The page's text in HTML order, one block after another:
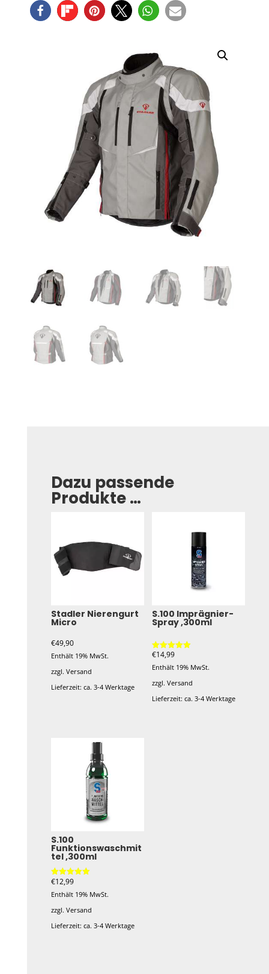
Menge
Dazu passende
Produkte …
Stadler Nierengurt
Micro
€49,90
Enthält 19% MwSt.
zzgl.Versand
Lieferzeit: ca. 3-4 Werktage
Varianten
Optionen
können
auf
der
Produktseite
gewählt
werden
S.100 Imprägnier-
Spray ,300ml
Bewertet mit
von 5
€14,99
Enthält 19% MwSt.
zzgl. Versand
Lieferzeit: ca. 3-4 Werktage
S.100
Funktionswaschmit
tel ,300ml
Bewertet mit
von 5
€12,99
Enthält 19% MwSt.
zzgl.Versand
Lieferzeit: ca. 3-4 Werktage